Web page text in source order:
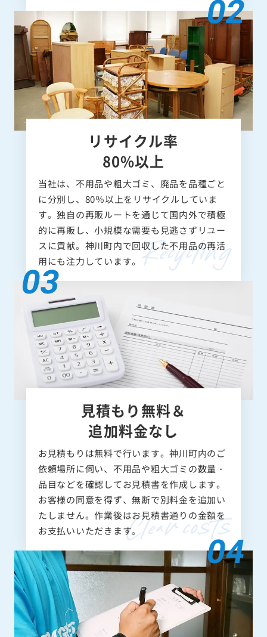
リサイクル率
80%以上
当社は、不用品や粗大ゴミ、廃品を品種ごと
に分別し、80％以上をリサイクルしていま
す。独自の再販ルートを通じて国内外で積極
的に再販し、小規模な需要も見逃さずリユー
スに貢献。神川町内で回収した不用品の再活
用にも注力しています。
見積もり無料＆
追加料金なし
お見積もりは無料で行います。神川町内のご
依頼場所に伺い、不用品や粗大ゴミの数量・
品目などを確認してお見積書を作成します。
お客様の同意を得ず、無断で別料金を追加い
たしません。作業後はお見積書通りの金額を
お支払いいただきます。